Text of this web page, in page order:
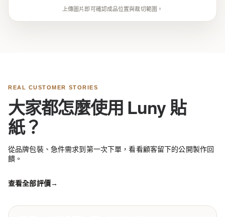
上傳圖片即可確認成品位置與裁切範圍。
REAL CUSTOMER STORIES
大家都怎麼使用 Luny 貼
紙？
從品牌包裝、急件需求到第一次下單，看看顧客留下的公開製作回
饋。
查看全部評價→